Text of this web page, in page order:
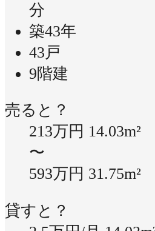
分
築43年
43戸
9階建
売ると？
213万円 14.03m²
〜
593万円 31.75m²
貸すと？